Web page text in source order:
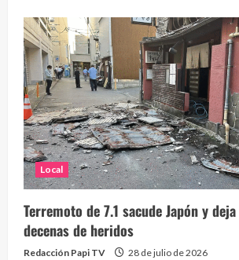
Local
Terremoto de 7.1 sacude Japón y
decenas de heridos
Redacción Papi TV 28 de julio de 2026